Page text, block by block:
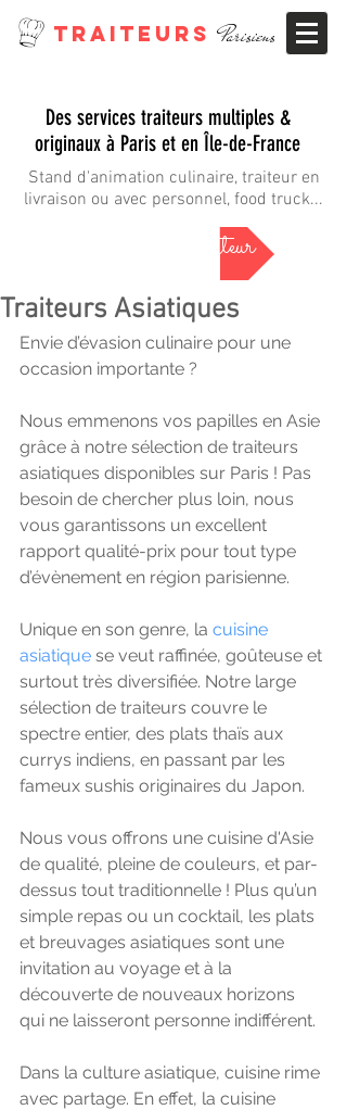
TRAITEURSParisiens
Des services traiteurs multiples &
originaux à Paris et en Île-de-France
Stand d'animation culinaire, traiteur en
livraison ou avec personnel, food truck...
trouver mon traiteur
Traiteurs Asiatiques
Envie d’évasion culinaire pour une
occasion importante ?
Nous emmenons vos papilles en Asie
grâce à notre sélection de traiteurs
asiatiques disponibles sur Paris ! Pas
besoin de chercher plus loin, nous
vous garantissons un excellent
rapport qualité-prix pour tout type
d’évènement en région parisienne.
Unique en son genre, la cuisine
asiatique se veut raffinée, goûteuse et
surtout très diversifiée. Notre large
sélection de traiteurs couvre le
spectre entier, des plats thaïs aux
currys indiens, en passant par les
fameux sushis originaires du Japon.
Nous vous offrons une cuisine d'Asie
de qualité, pleine de couleurs, et par-
dessus tout traditionnelle ! Plus qu’un
simple repas ou un cocktail, les plats
et breuvages asiatiques sont une
invitation au voyage et à la
découverte de nouveaux horizons
qui ne laisseront personne indifférent.
Dans la culture asiatique, cuisine rime
avec partage. En effet, la cuisine